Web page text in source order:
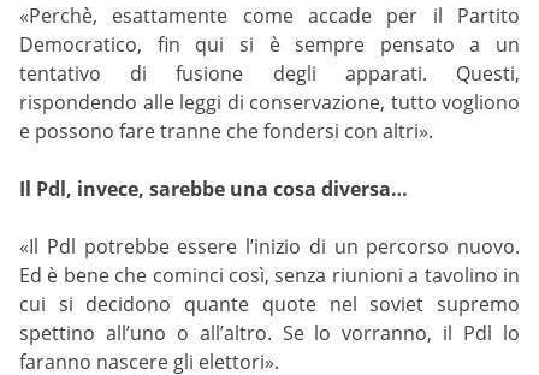
«Perchè, esattamente come accade per il Partito
Democratico, fin qui si è sempre pensato a un
tentativo di fusione degli apparati. Questi,
rispondendo alle leggi di conservazione, tutto vogliono
e possono fare tranne che fondersi con altri».
Il Pdl, invece, sarebbe una cosa diversa…
«Il Pdl potrebbe essere l’inizio di un percorso nuovo.
Ed è bene che cominci così, senza riunioni a tavolino in
cui si decidono quante quote nel soviet supremo
spettino all’uno o all’altro. Se lo vorranno, il Pdl lo
faranno nascere gli elettori».